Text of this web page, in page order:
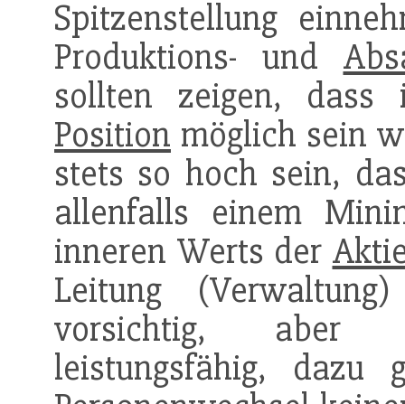
Spitzenstellung
Produktions- und
sollten zeigen, dass
Position möglich sein
stets so hoch sein,
allenfalls einem
inneren Werts der
Leitung
vorsichtig, aber
leistungsfähig, dazu